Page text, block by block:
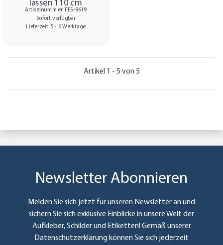
lassen 110 cm
quadratisch Outdoor
4/0-farbig
Artikelnummer: FES-8619
Sofort verfügbar
Lieferzeit: 5 - 6 Werktage
Artikel 1 - 5 von 5
Newsletter Abonnieren
Melden Sie sich jetzt für unseren Newsletter an und
sichern Sie sich exklusive Einblicke in unsere Welt der
Aufkleber, Schilder und Etiketten! Gemäß unserer
Datenschutzerklärung können Sie sich jederzeit